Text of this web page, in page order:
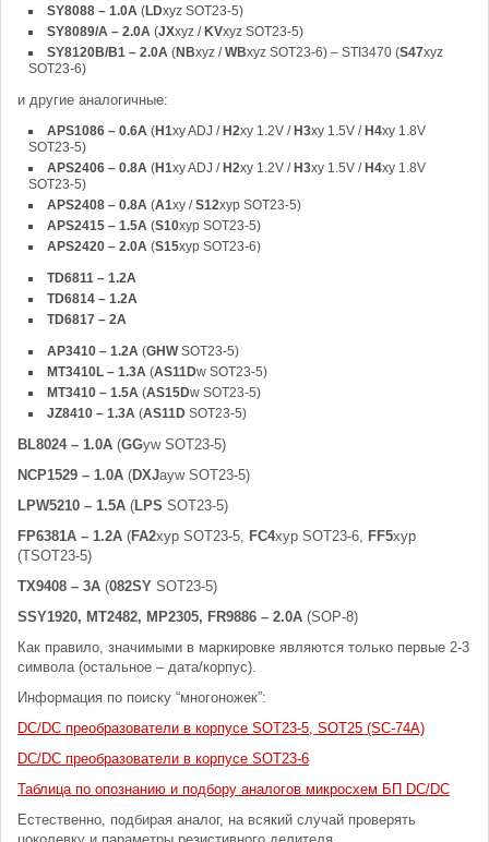
SY8088 – 1.0A (LDxyz SOT23-5)
SY8089/A – 2.0A (JXxyz / KVxyz SOT23-5)
SY8120B/B1 – 2.0A (NBxyz /WBxyz SOT23-6) – STI3470 (S47xyz
SOT23-6)
и другие аналогичные:
APS1086 – 0.6A (H1xy ADJ / H2xy 1.2V / H3xy 1.5V / H4xy 1.8V
SOT23-5)
APS2406 – 0.8A (H1xy ADJ / H2xy 1.2V / H3xy 1.5V / H4xy 1.8V
SOT23-5)
APS2408 – 0.8A (A1xy /S12xyp SOT23-5)
APS2415 – 1.5A (S10xyp SOT23-5)
APS2420 – 2.0A (S15xyp SOT23-6)
TD6811 – 1.2A
TD6814 – 1.2A
TD6817 – 2A
AP3410 – 1.2A (GHWSOT23-5)
MT3410L – 1.3A (AS11Dw SOT23-5)
MT3410 – 1.5A (AS15Dw SOT23-5)
JZ8410 – 1.3A (AS11D SOT23-5)
BL8024 – 1.0A (GGyw SOT23-5)
NCP1529 – 1.0A (DXJayw SOT23-5)
LPW5210 – 1.5A (LPS SOT23-5)
FP6381A – 1.2A (FA2xyp SOT23-5, FC4xyp SOT23-6, FF5xyp
(TSOT23-5)
TX9408 – 3A (082SY SOT23-5)
SSY1920, MT2482, MP2305, FR9886 – 2.0A (SOP-8)
Как правило, значимыми в маркировке являются только первые 2-3
символа (остальное – дата/корпус).
Информация по поиску “многоножек”:
DC/DC преобразователи в корпусе SOT23-5, SOT25 (SC-74A)
DC/DC преобразователи в корпусе SOT23-6
Таблица по опознанию и подбору аналогов микросхем БП DC/DC
Естественно, подбирая аналог, на всякий случай проверять